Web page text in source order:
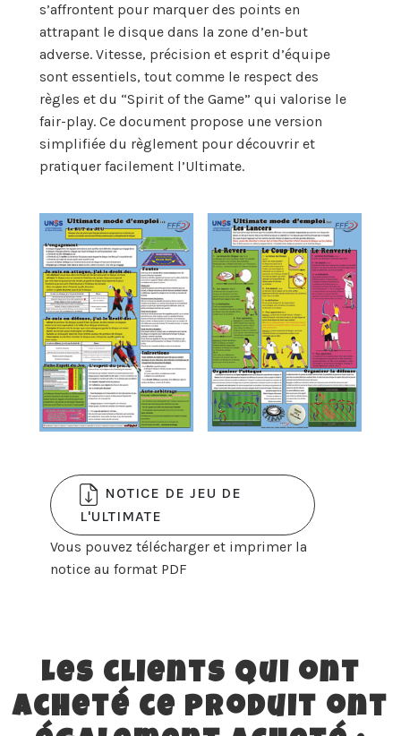
s’affrontent pour marquer des points en
attrapant le disque dans la zone d’en-but
adverse. Vitesse, précision et esprit d’équipe
sont essentiels, tout comme le respect des
règles et du “Spirit of the Game” qui valorise le
fair-play. Ce document propose une version
simplifiée du règlement pour découvrir et
pratiquer facilement l’Ultimate.
NOTICE DE JEU DE
L'ULTIMATE
Vous pouvez télécharger et imprimer la
notice au format PDF
Les clients qui ont
acheté ce produit ont